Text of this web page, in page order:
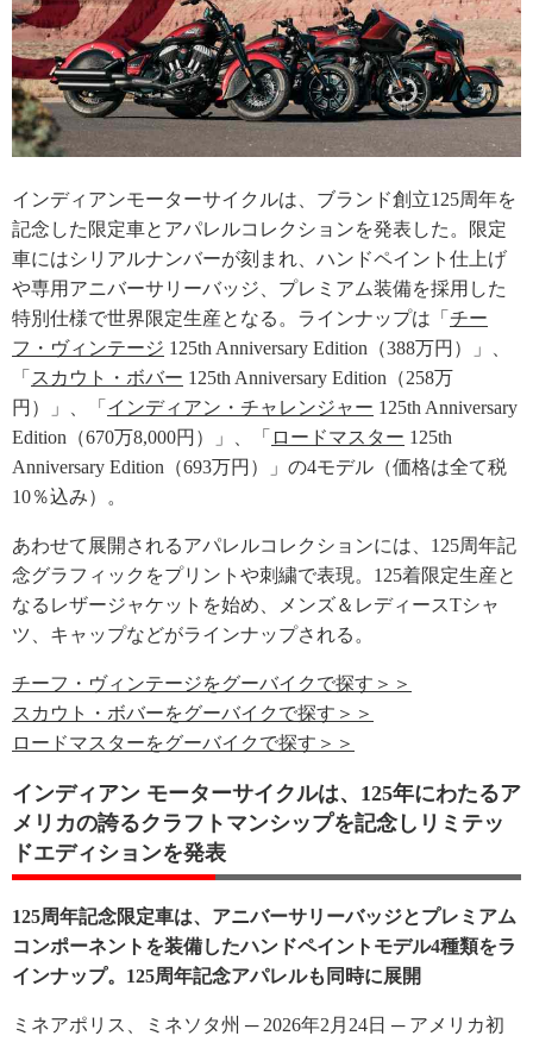
インディアンモーターサイクルは、ブランド創立125周年を
記念した限定車とアパレルコレクションを発表した。限定
車にはシリアルナンバーが刻まれ、ハンドペイント仕上げ
や専用アニバーサリーバッジ、プレミアム装備を採用した
特別仕様で世界限定生産となる。ラインナップは「 チー
フ・ヴィンテージ 125th Anniversary Edition（388万円）」、
「 スカウト・ボバー 125th Anniversary Edition（258万
円）」、「 インディアン・チャレンジャー 125th Anniversary
Edition（670万8,000円）」、「 ロードマスター 125th
Anniversary Edition（693万円）」の4モデル（価格は全て税
10％込み）。
あわせて展開されるアパレルコレクションには、125周年記
念グラフィックをプリントや刺繍で表現。125着限定生産と
なるレザージャケットを始め、メンズ＆レディースTシャ
ツ、キャップなどがラインナップされる。
チーフ・ヴィンテージをグーバイクで探す＞＞
スカウト・ボバーをグーバイクで探す＞＞
ロードマスターをグーバイクで探す＞＞
インディアン モーターサイクルは、125年にわたるア
メリカの誇るクラフトマンシップを記念しリミテッ
ドエディションを発表
125周年記念限定車は、アニバーサリーバッジとプレミアム
コンポーネントを装備したハンドペイントモデル4種類をラ
インナップ。125周年記念アパレルも同時に展開
ミネアポリス、ミネソタ州 ─ 2026年2月24日 ─ アメリカ初